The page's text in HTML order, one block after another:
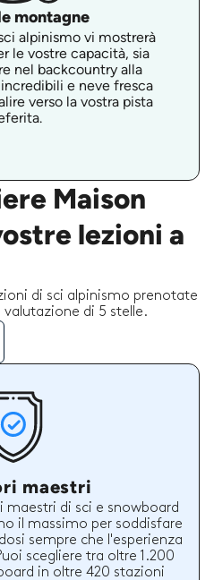
montagne
alpinismo vi mostrerà
le vostre capacità, sia
nel backcountry alla
e neve fresca
verso la vostra pista
Maison
lezioni a
di sci alpinismo prenotate
valutazione di 5 stelle.
maestri
di sci e snowboard
il massimo per soddisfare
sempre che l'esperienza
scegliere tra oltre 1.200
in oltre 420 stazioni